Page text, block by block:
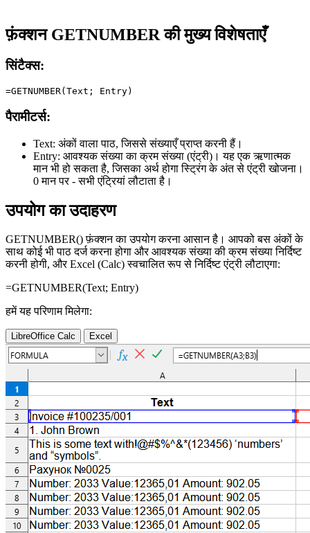
फ़ंक्शन GETNUMBER की मुख्य विशेषताएँ
सिंटैक्स:
पैरामीटर्स:
Text: अंकों वाला पाठ, जिससे संख्याएँ प्राप्त करनी हैं।
Entry: आवश्यक संख्या का क्रम संख्या (एंट्री)। यह एक ऋणात्मक
मान भी हो सकता है, जिसका अर्थ होगा स्ट्रिंग के अंत से एंट्री खोजना।
0 मान पर - सभी एंट्रियां लौटाता है।
उपयोग का उदाहरण
GETNUMBER() फ़ंक्शन का उपयोग करना आसान है। आपको बस अंकों के
साथ कोई भी पाठ दर्ज करना होगा और आवश्यक संख्या की क्रम संख्या निर्दिष्ट
करनी होगी, और Excel (Calc) स्वचालित रूप से निर्दिष्ट एंट्री लौटाएगा:
=GETNUMBER(Text; Entry)
हमें यह परिणाम मिलेगा:
LibreOffice Calc Excel